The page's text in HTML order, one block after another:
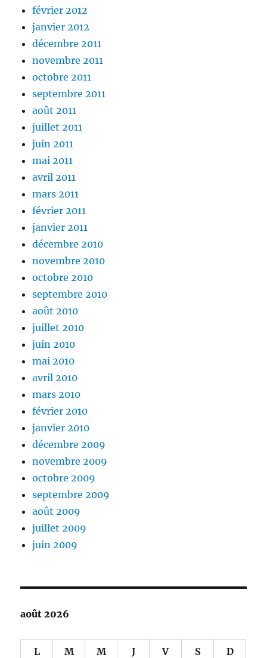
février 2012
janvier 2012
décembre 2011
novembre 2011
octobre 2011
septembre 2011
août 2011
juillet 2011
juin 2011
mai 2011
avril 2011
mars 2011
février 2011
janvier 2011
décembre 2010
novembre 2010
octobre 2010
septembre 2010
août 2010
juillet 2010
juin 2010
mai 2010
avril 2010
mars 2010
février 2010
janvier 2010
décembre 2009
novembre 2009
octobre 2009
septembre 2009
août 2009
juillet 2009
juin 2009
août 2026
L M M J V S D